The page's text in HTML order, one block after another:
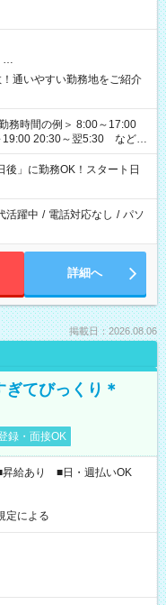
…
通いやすい勤務地をご紹介
20:30～翌5:30 など ★
み、残業なし、交替制など
」に勤務OK！スタート日
活躍中 / 電話対応なし / パソ
詳細へ
掲載日：2026.08.06
てびっくり＊
録・面接OK
給あり ■日・週払いOK
による